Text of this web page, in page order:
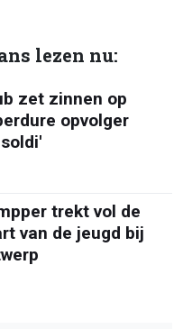
lezen nu:
zet zinnen op
opvolger
trekt vol de
van de jeugd bij